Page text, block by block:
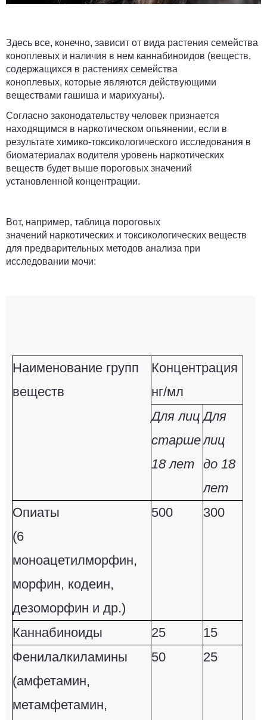
Здесь все, конечно, зависит от вида растения семейства
коноплевых и наличия в нем каннабиноидов (веществ,
содержащихся в растениях семейства
коноплевых, которые являются действующими
веществами гашиша и марихуаны).
Согласно законодательству человек признается
находящимся в наркотическом опьянении, если в
результате химико-токсикологического исследования в
биоматериалах водителя уровень наркотических
веществ будет выше пороговых значений
установленной концентрации.
Вот, например, таблица пороговых
значений наркотических и токсикологических веществ
для предварительных методов анализа при
исследовании мочи:
Наименование групп
веществ
Концентрация
нг/мл
Для лиц
старше
18 лет
Для
лиц
до 18
лет
Опиаты
(6
моноацетилморфин,
морфин, кодеин,
дезоморфин и др.)
500 300
Каннабиноиды 25
15
Фенилалкиламины
(амфетамин,
метамфетамин,
50 25